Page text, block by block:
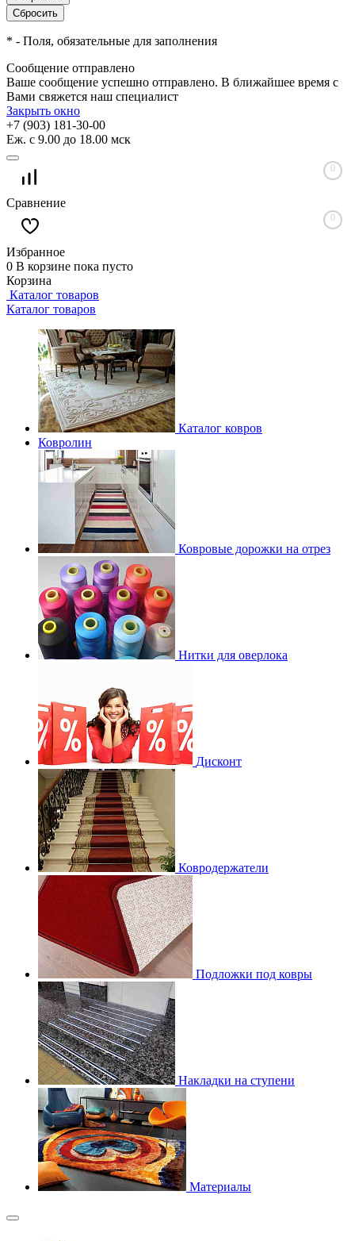
* - Поля, обязательные для заполнения
Сообщение отправлено
Ваше сообщение успешно отправлено. В ближайшее время с
Вами свяжется наш специалист
Закрыть окно
+7 (903) 181-30-00
Еж. с 9.00 до 18.00 мск
0
Сравнение
0
Избранное
0 В корзине пока пусто
Корзина
Каталог товаров
Каталог товаров
Каталог ковров
Ковролин
Ковровые дорожки на отрез
Нитки для оверлока
Дисконт
Ковродержатели
Подложки под ковры
Накладки на ступени
Материалы